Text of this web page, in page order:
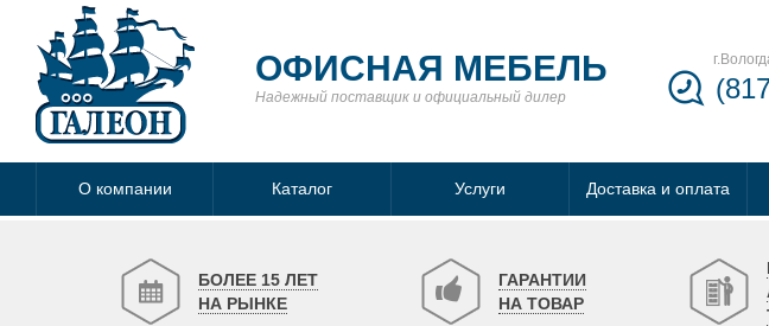
ОФИСНАЯ МЕБЕЛЬ
Надежный поставщик и официальный дилер
О компании Каталог Услуги Доставка и оплата
БОЛЕЕ 15 ЛЕТ
НА РЫНКЕ
ГАРАНТИИ
НА ТОВАР